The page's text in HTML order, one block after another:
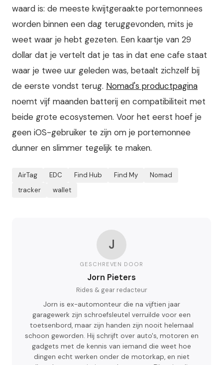
waard is: de meeste kwijtgeraakte portemonnees
worden binnen een dag teruggevonden, mits je
weet waar je hebt gezeten. Een kaartje van 29
dollar dat je vertelt dat je tas in dat ene cafe staat
waar je twee uur geleden was, betaalt zichzelf bij
de eerste vondst terug. Nomad's productpagina
noemt vijf maanden batterij en compatibiliteit met
beide grote ecosystemen. Voor het eerst hoef je
geen iOS-gebruiker te zijn om je portemonnee
dunner en slimmer tegelijk te maken.
AirTag EDC Find Hub Find My
Nomad
tracker
wallet
J
GESCHREVEN DOOR
Jorn Pieters
Rides & gear redacteur
Jorn is ex-automonteur die na vijftien jaar
garagewerk zijn schroefsleutel verruilde voor een
toetsenbord, maar zijn handen zijn nooit helemaal
schoon geworden. Hij schrijft over auto's, motoren en
gadgets met de kennis van iemand die weet hoe
dingen echt werken onder de motorkap, en niet